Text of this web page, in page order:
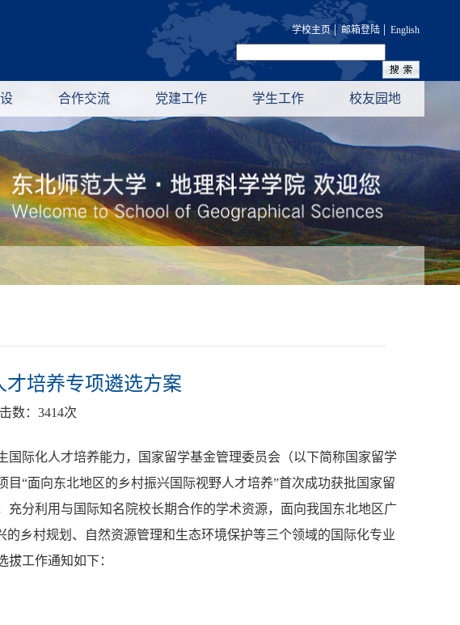
学校主页| 邮箱登陆 | English
合作交流 党建工作 学生工作 校友园地
才培养专项遴选方案
数： 3414次
际化人才培养能力，国家留学基金管理委员会（以下简称国家留学
“面向东北地区的乡村振兴国际视野人才培养”首次成功获批国家留
分利用与国际知名院校长期合作的学术资源，面向我国东北地区广
乡村规划、自然资源管理和生态环境保护等三个领域的国际化专业
工作通知如下：